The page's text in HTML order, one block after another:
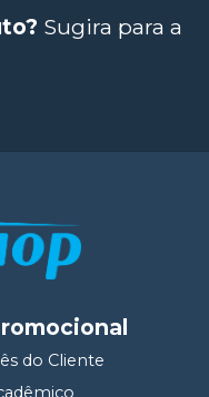
Sugira para a
do Cliente